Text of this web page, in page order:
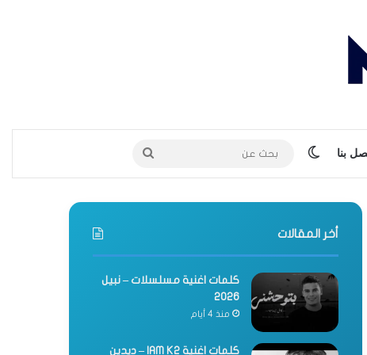
بنا الوضع المظلم بحث
عن
أخر المقالات
كلمات اغنية مسلسلات – نبيل
2026
منذ 4 أيام
كلمات اغنية IAM K2 – ديدين